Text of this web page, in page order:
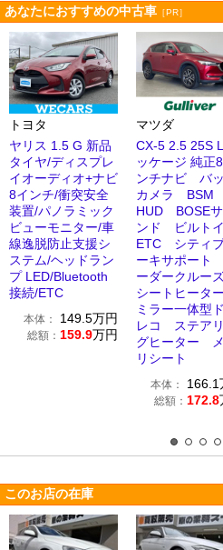
あなたにおすすめの中古車 ［PR］
トヨタ
ヤリス 1.5 G 新品
タイヤ/ディスプレ
イオーディオ+ナビ
8インチ/衝突安全
装置/パノラミック
ビューモニター/車
線逸脱防止支援シ
ステム/ヘッドラン
プ LED/Bluetooth
接続/ETC
本体： 149.5万円
総額： 159.9万円
マツダ
CX-5 2.5 25S
ッケージ 純正
ンチナビ バ
カメラ BSM
HUD BOSEサ
ンド ビルト
ETC シティ
ーキサポート
ーダークルー
シートヒータ
ミラー一体型
レコ ステア
グヒーター
リシート
本体： 166.1
総額： 172.8
このお店の在庫